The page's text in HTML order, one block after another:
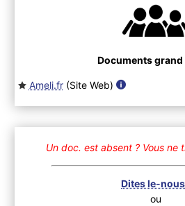
Documents
Ameli.fr(Site Web)
Un doc. est absent ? Vous ne
Dites le-nous
ou